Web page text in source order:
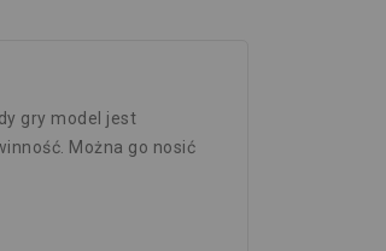
gry model jest
Można go nosić